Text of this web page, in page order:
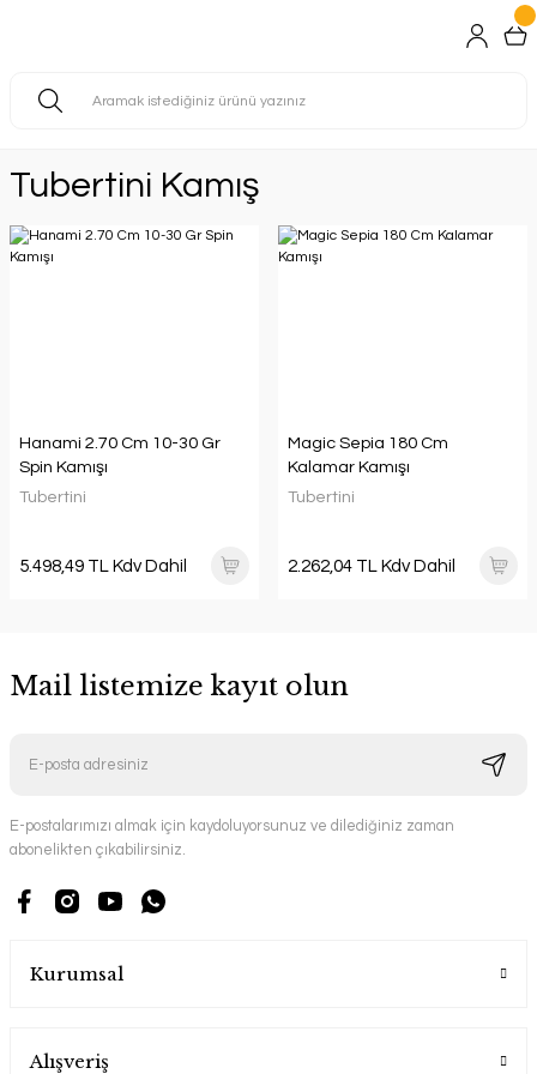
Tubertini Kamış
Hanami 2.70 Cm 10-30 Gr
Spin Kamışı
Tubertini
5.498,49 TL Kdv Dahil
Magic Sepia 180 Cm
Kalamar Kamışı
Tubertini
2.262,04 TL Kdv Dahil
Mail listemize kayıt olun
E-postalarımızı almak için kaydoluyorsunuz ve dilediğiniz zaman
abonelikten çıkabilirsiniz.
Kurumsal
Alışveriş